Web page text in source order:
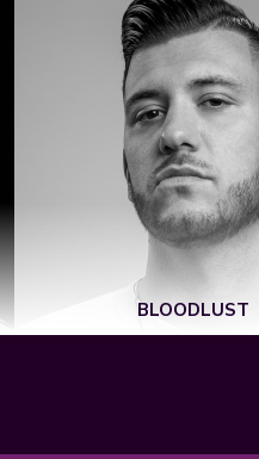
BLOODLUST